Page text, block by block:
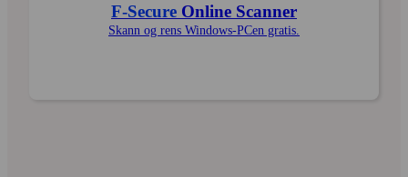
F‑Secure Online Scanner
Skann og rens Windows-PCen gratis.